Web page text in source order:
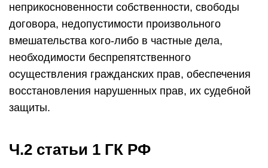
неприкосновенности собственности, свободы
договора, недопустимости произвольного
вмешательства кого-либо в частные дела,
необходимости беспрепятственного
осуществления гражданских прав, обеспечения
восстановления нарушенных прав, их судебной
защиты.
Ч.2 статьи 1 ГК РФ